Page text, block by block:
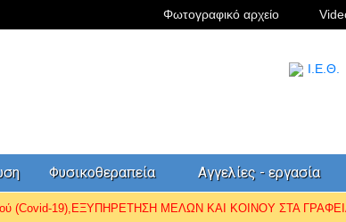
Φωτογραφικό αρχείο
I.Ε.Θ.
Φυσικοθεραπεία Αγγελίες - εργασία
(Covid-19),ΕΞΥΠΗΡΕΤΗΣΗ ΜΕΛΩΝ ΚΑΙ ΚΟΙΝΟΥ ΣΤΑ